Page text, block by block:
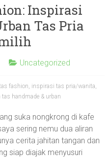
Inspirasi
Tas Pria
Uncategorized
tas fashion, inspirasi tas pria/wanita,
handmade & urban
suka nongkrong di kafe
sering nemu dua aliran
cerita jahitan tangan dan
siap diajak menyusuri